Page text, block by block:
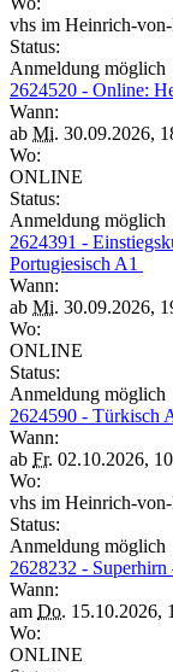
vhs im Heinrich-
Status:
Anmeldung möglich
2624520 - Online:
Wann:
ab Mi. 30.09.2026,
Wo:
ONLINE
Status:
Anmeldung möglich
2624391 -
Portugiesisch A1
Wann:
ab Mi. 30.09.2026,
Wo:
ONLINE
Status:
Anmeldung möglich
2624590 - Türkisch
Wann:
ab Fr. 02.10.2026,
Wo:
vhs im Heinrich-
Status:
Anmeldung möglich
2628232 -
Wann:
am Do. 15.10.2026,
Wo:
ONLINE